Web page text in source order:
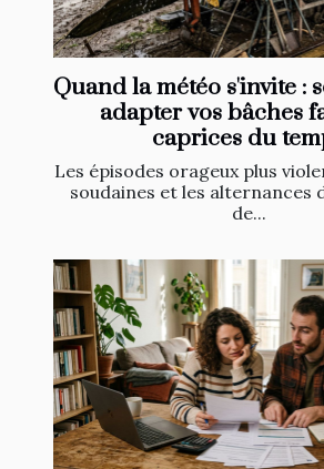
Quand la météo s'invite :
adapter vos bâches
caprices du
Les épisodes orageux plus
soudaines et les alternances
de...